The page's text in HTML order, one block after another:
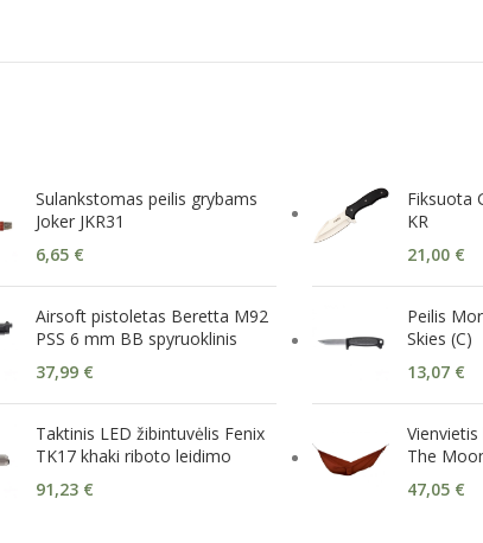
Sulankstomas peilis grybams
Joker JKR31
6,65 €
Airsoft pistoletas Beretta M92
PSS 6 mm BB spyruoklinis
37,99 €
Taktinis LED žibintuvėlis Fenix
TK17 khaki riboto leidimo
91,23 €
Fiksuota
KR
21,00 €
Peilis
Skies (C)
13,07 €
The
47,05 €